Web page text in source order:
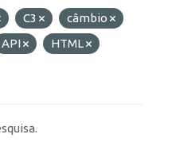
C3
câmbio
API HTML